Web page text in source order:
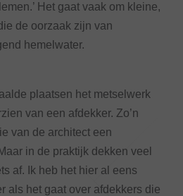
Het gaat vaak om kleine,
de oorzaak zijn van
hemelwater.
plaatsen het metselwerk
van een afdekker. Zo’n
van de architect een
in de praktijk dekken veel
af. Ik heb het hier al eens
als het gaat over afdekkers die